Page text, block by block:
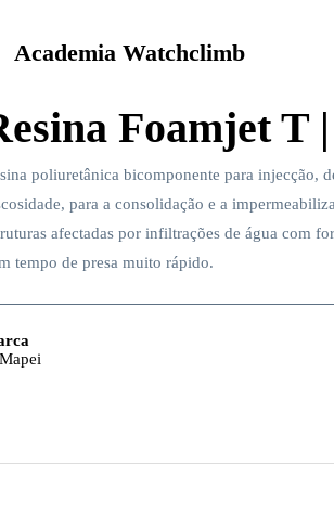
Academia Watchclimb
Foamjet T
poliuretânica bicomponente para injecção,
para a consolidação e a
afectadas por infiltrações de água com
tempo de presa muito rápido.